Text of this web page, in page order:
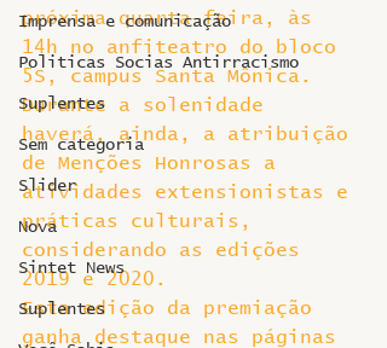
Imprensa e comunicação
Politicas Socias Antirracismo
Suplentes
Sem categoria
Slider
Nova
Sintet News
Suplentes
próxima quarta-feira, às
14h no anfiteatro do bloco
5S, campus Santa Mônica.
Durante a solenidade
haverá, ainda, a atribuição
de Menções Honrosas a
atividades extensionistas e
práticas culturais,
considerando as edições
2019 e 2020.
Esta edição da premiação
ganha destaque nas páginas